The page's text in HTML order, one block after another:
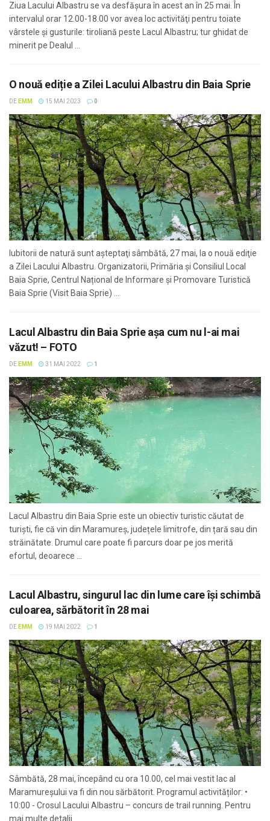
Ziua Lacului Albastru se va desfăşura în acest an în 25 mai. În
intervalul orar 12.00-18.00 vor avea loc activităţi pentru toiate
vârstele şi gusturile: tiroliană peste Lacul Albastru; tur ghidat de
minerit pe Dealul ...
O nouă ediție a Zilei Lacului Albastru din Baia Sprie
DE EMM 15 MAI 2023 0
Iubitorii de natură sunt aşteptaţi sâmbătă, 27 mai, la o nouă ediţie
a Zilei Lacului Albastru. Organizatorii, Primăria și Consiliul Local
Baia Sprie, Centrul Național de Informare și Promovare Turistică
Baia Sprie (Visit Baia Sprie) ...
Lacul Albastru din Baia Sprie așa cum nu l-ai mai
văzut! – FOTO
DE EMM 31 MAI 2022 1
Lacul Albastru din Baia Sprie este un obiectiv turistic căutat de
turiști, fie că vin din Maramureș, județele limitrofe, din țară sau din
străinătate. Drumul care poate fi parcurs doar pe jos merită
efortul, deoarece ...
Lacul Albastru, singurul lac din lume care îşi schimbă
culoarea, sărbătorit în 28 mai
DE EMM 19 MAI 2022 1
Sâmbătă, 28 mai, începând cu ora 10.00, cel mai vestit lac al
Maramureșului va fi din nou sărbătorit. Programul activităților: •
10:00 - Crosul Lacului Albastru – concurs de trail running. Pentru
mai multe detalii ...